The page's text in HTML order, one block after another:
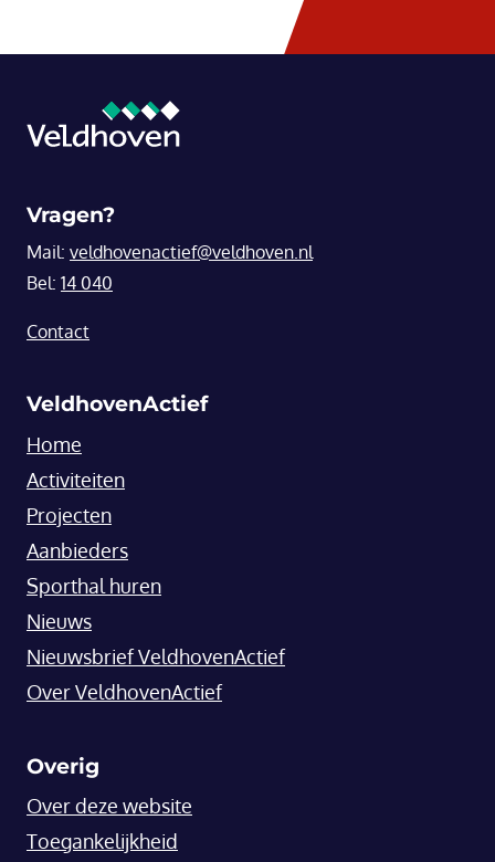
Vragen?
Mail: veldhovenactief@veldhoven.nl
Bel: 14 040
Contact
VeldhovenActief
Home
Activiteiten
Projecten
Aanbieders
Sporthal huren
Nieuws
Nieuwsbrief VeldhovenActief
Over VeldhovenActief
Overig
Over deze website
Toegankelijkheid